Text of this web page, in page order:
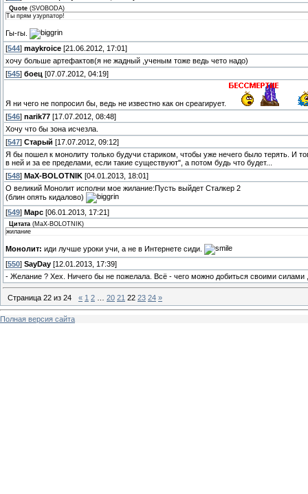
Quote (SVOBODA)
Ты прям узурпатор!
Гы-гы.
[544] maykroice [21.06.2012, 17:01]
хочу больше артефактов(я не жадный ,ученым тоже ведь чето надо)
[545] боец [07.07.2012, 04:19]
Я ни чего не попросил бы, ведь не известно как он среагирует.
[546] narik77 [17.07.2012, 08:48]
Хочу что бы зона исчезла.
[547] Старый [17.07.2012, 09:12]
Я бы пошел к монолиту только будучи стариком, чтобы уже нечего было терять. И
в ней и за ее пределами, если такие существуют", а потом будь что будет...
[548] MaX-BOLOTNIK [04.01.2013, 18:01]
О великий Монолит исполни мое жилание:Пусть выйдет Сталкер 2
(блин опять кидалово)
[549] Марс [06.01.2013, 17:21]
Цитата (MaX-BOLOTNIK)
жилание
Монолит: иди лучше уроки учи, а не в Интернете сиди.
[550] SayDay [12.01.2013, 17:39]
- Желание ? Хех. Ничего бы не пожелала. Всё - чего можно добиться своими
Страница 22 из 24 « 1 2 20 21 22 23 24 »
Полная версия сайта